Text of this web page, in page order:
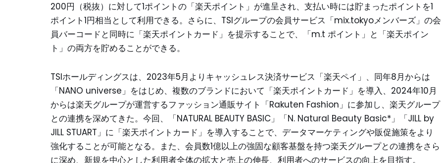
200円（税抜）に対して1ポイントの「楽天ポイント」が進呈され、支払い時には貯まったポイントを1
ポイント1円相当として利用できる。さらに、TSIグループの会員サービス「mix.tokyoメンバーズ」の会
員バーコードと同時に「楽天ポイントカード」を提示することで、「m.t ポイント」と「楽天ポイン
ト」の両方を貯めることができる。
TSIホールディングスは、2023年5月よりキャッシュレス決済サービス「楽天ペイ」、同年8月からは
「NANO universe」をはじめ、複数のブランドにおいて「楽天ポイントカード」を導入、2024年10月
からは楽天グループが運営するファッション通販サイト「Rakuten Fashion」に参加し、楽天グループ
との連携を深めてきた。今回、「NATURAL BEAUTY BASIC」「N. Natural Beauty Basic*」「JILL by
JILL STUART」に「楽天ポイントカード」を導入することで、データマーケティングや販促施策をより
強化することが可能となる。また、会員数1億以上の強固な顧客基盤を持つ楽天グループとの連携をさら
に深め、新規を中心とした利用者全体の拡大と売上の伸長、利用者へのサービスの向上を目指す。